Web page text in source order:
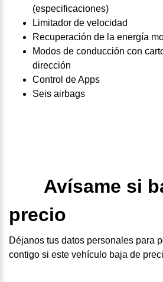
(especificaciones)
Limitador de velocidad
Recuperación de la energía
Modos de conducción con
dirección
Control de Apps
Seis airbags
Avísame si
precio
Déjanos tus datos personales para
contigo si este vehículo baja de